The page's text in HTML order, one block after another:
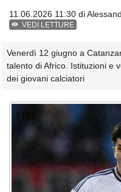
11.06.2026 11:30 di
VEDI LETTURE
Venerdì 12 giugno a
talento di Africo. Istituzioni e
dei giovani calciatori